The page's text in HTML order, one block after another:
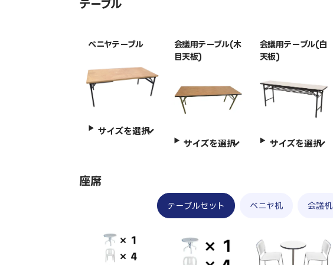
テーブル
ベニヤテーブル
サイズを選択
会議用テーブル(木
目天板)
サイズを選択
会議用テーブル(白
天板)
サイズを選択
座席
テーブルセット ベニヤ机 会議机